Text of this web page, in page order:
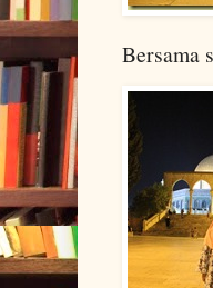
Bersama